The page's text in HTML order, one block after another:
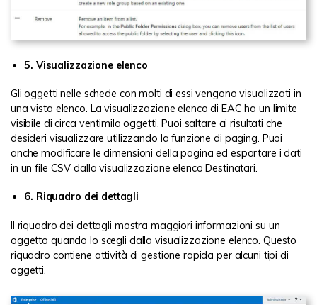
5. Visualizzazione elenco
Gli oggetti nelle schede con molti di essi vengono visualizzati in
una vista elenco. La visualizzazione elenco di EAC ha un limite
visibile di circa ventimila oggetti. Puoi saltare ai risultati che
desideri visualizzare utilizzando la funzione di paging. Puoi
anche modificare le dimensioni della pagina ed esportare i dati
in un file CSV dalla visualizzazione elenco Destinatari.
6. Riquadro dei dettagli
Il riquadro dei dettagli mostra maggiori informazioni su un
oggetto quando lo scegli dalla visualizzazione elenco. Questo
riquadro contiene attività di gestione rapida per alcuni tipi di
oggetti.